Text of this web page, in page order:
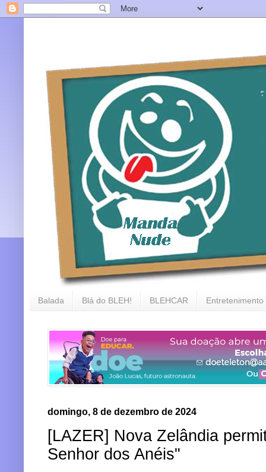
Balada Blá do BLEH! BLEHCAR Entretenimento
domingo, 8 de dezembro de 2024
[LAZER] Nova Zelândia
Senhor dos Anéis"